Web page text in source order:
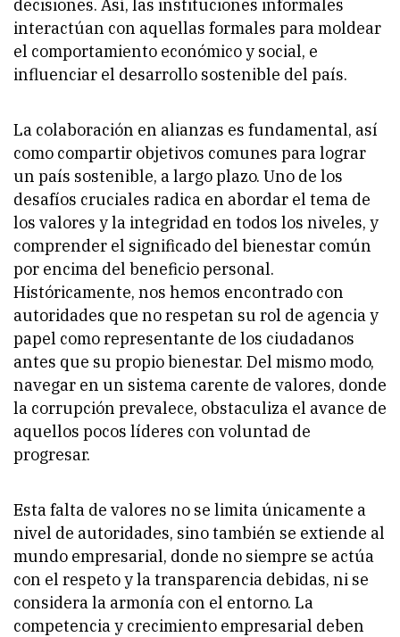
decisiones. Así, las instituciones informales
interactúan con aquellas formales para moldear
el comportamiento económico y social, e
influenciar el desarrollo sostenible del país.
La colaboración en alianzas es fundamental, así
como compartir objetivos comunes para lograr
un país sostenible, a largo plazo. Uno de los
desafíos cruciales radica en abordar el tema de
los valores y la integridad en todos los niveles, y
comprender el significado del bienestar común
por encima del beneficio personal.
Históricamente, nos hemos encontrado con
autoridades que no respetan su rol de agencia y
papel como representante de los ciudadanos
antes que su propio bienestar. Del mismo modo,
navegar en un sistema carente de valores, donde
la corrupción prevalece, obstaculiza el avance de
aquellos pocos líderes con voluntad de
progresar.
Esta falta de valores no se limita únicamente a
nivel de autoridades, sino también se extiende al
mundo empresarial, donde no siempre se actúa
con el respeto y la transparencia debidas, ni se
considera la armonía con el entorno. La
competencia y crecimiento empresarial deben